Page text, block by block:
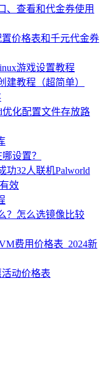
、查看和代金券使用
价格表和千元代金券
游戏设置教程
建教程（超简单）
优化配置文件存放路
设置？
功32人联机Palworld
效
？怎么选镜像比较
费用价格表_2024新
动价格表